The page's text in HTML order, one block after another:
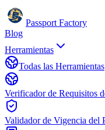
Passport Factory
Blog
Herramientas
Todas las Herramientas
Verificador de Requisitos
Validador de Vigencia del